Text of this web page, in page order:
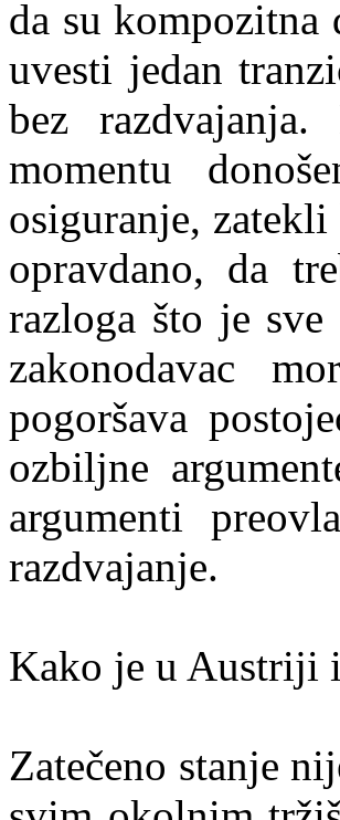
da su kompozitna
uvesti jedan
bez
momentu
osiguranje,
opravdano, da
razloga što je
zakonodavac
pogoršava
ozbiljne
argumenti
razdvajanje.
Kako je u Austriji
Zatečeno stanje